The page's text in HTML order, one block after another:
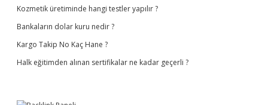
Kozmetik üretiminde hangi testler yapılır ?
Bankaların dolar kuru nedir ?
Kargo Takip No Kaç Hane ?
Halk eğitimden alınan sertifikalar ne kadar geçerli ?